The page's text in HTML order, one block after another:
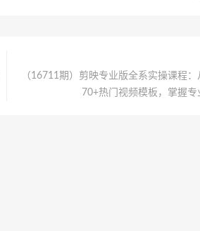
（16711期）剪映专业版全系实操课程：
70+热门视频模板，掌握